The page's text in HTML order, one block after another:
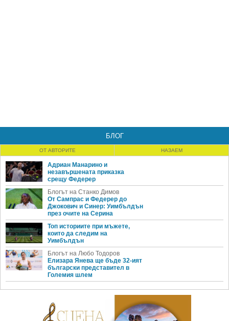
БЛОГ
ОТ АВТОРИТЕ НАЗАЕМ
Адриан Манарино и
незавършената приказка
срещу Федерер
Блогът на Станко Димов
От Сампрас и Федерер до
Джокович и Синер: Уимбълдън
през очите на Серина
Топ историите при мъжете,
които да следим на
Уимбълдън
Блогът на Любо Тодоров
Елизара Янева ще бъде 32-ият
български представител в
Големия шлем